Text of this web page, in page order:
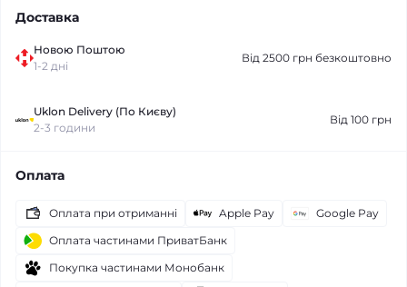
Доставка
Новою Поштою
1-2 дні
Від 2500 грн безкоштовно
Uklon Delivery (По Києву)
2-3 години
Від 100 грн
Оплата
Оплата при отриманні Apple Pay
Google Pay
Оплата частинами ПриватБанк
Покупка частинами Монобанк